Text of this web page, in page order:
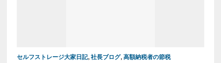
セルフストレージ大家日記, 社長ブログ, 高額納税者の節税